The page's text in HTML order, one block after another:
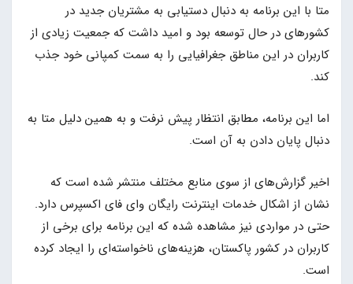
متا با این برنامه به دنبال دستیابی به مشتریان جدید در
کشورهای در حال توسعه بود و امید داشت که جمعیت زیادی از
کاربران در این مناطق جغرافیایی را به سمت کمپانی خود جذب
کند.
اما این برنامه، مطابق انتظار پیش نرفت و به همین دلیل متا به
دنبال پایان دادن به آن است.
اخیر گزارش‌های از سوی منابع مختلف منتشر شده است که
نشان از اشکال خدمات اینترنت رایگان وای فای اکسپرس دارد.
حتی در مواردی نیز مشاهده شده که این برنامه برای برخی از
کاربران در کشور پاکستان، هزینه‌های ناخواسته‌ای را ایجاد کرده
است.